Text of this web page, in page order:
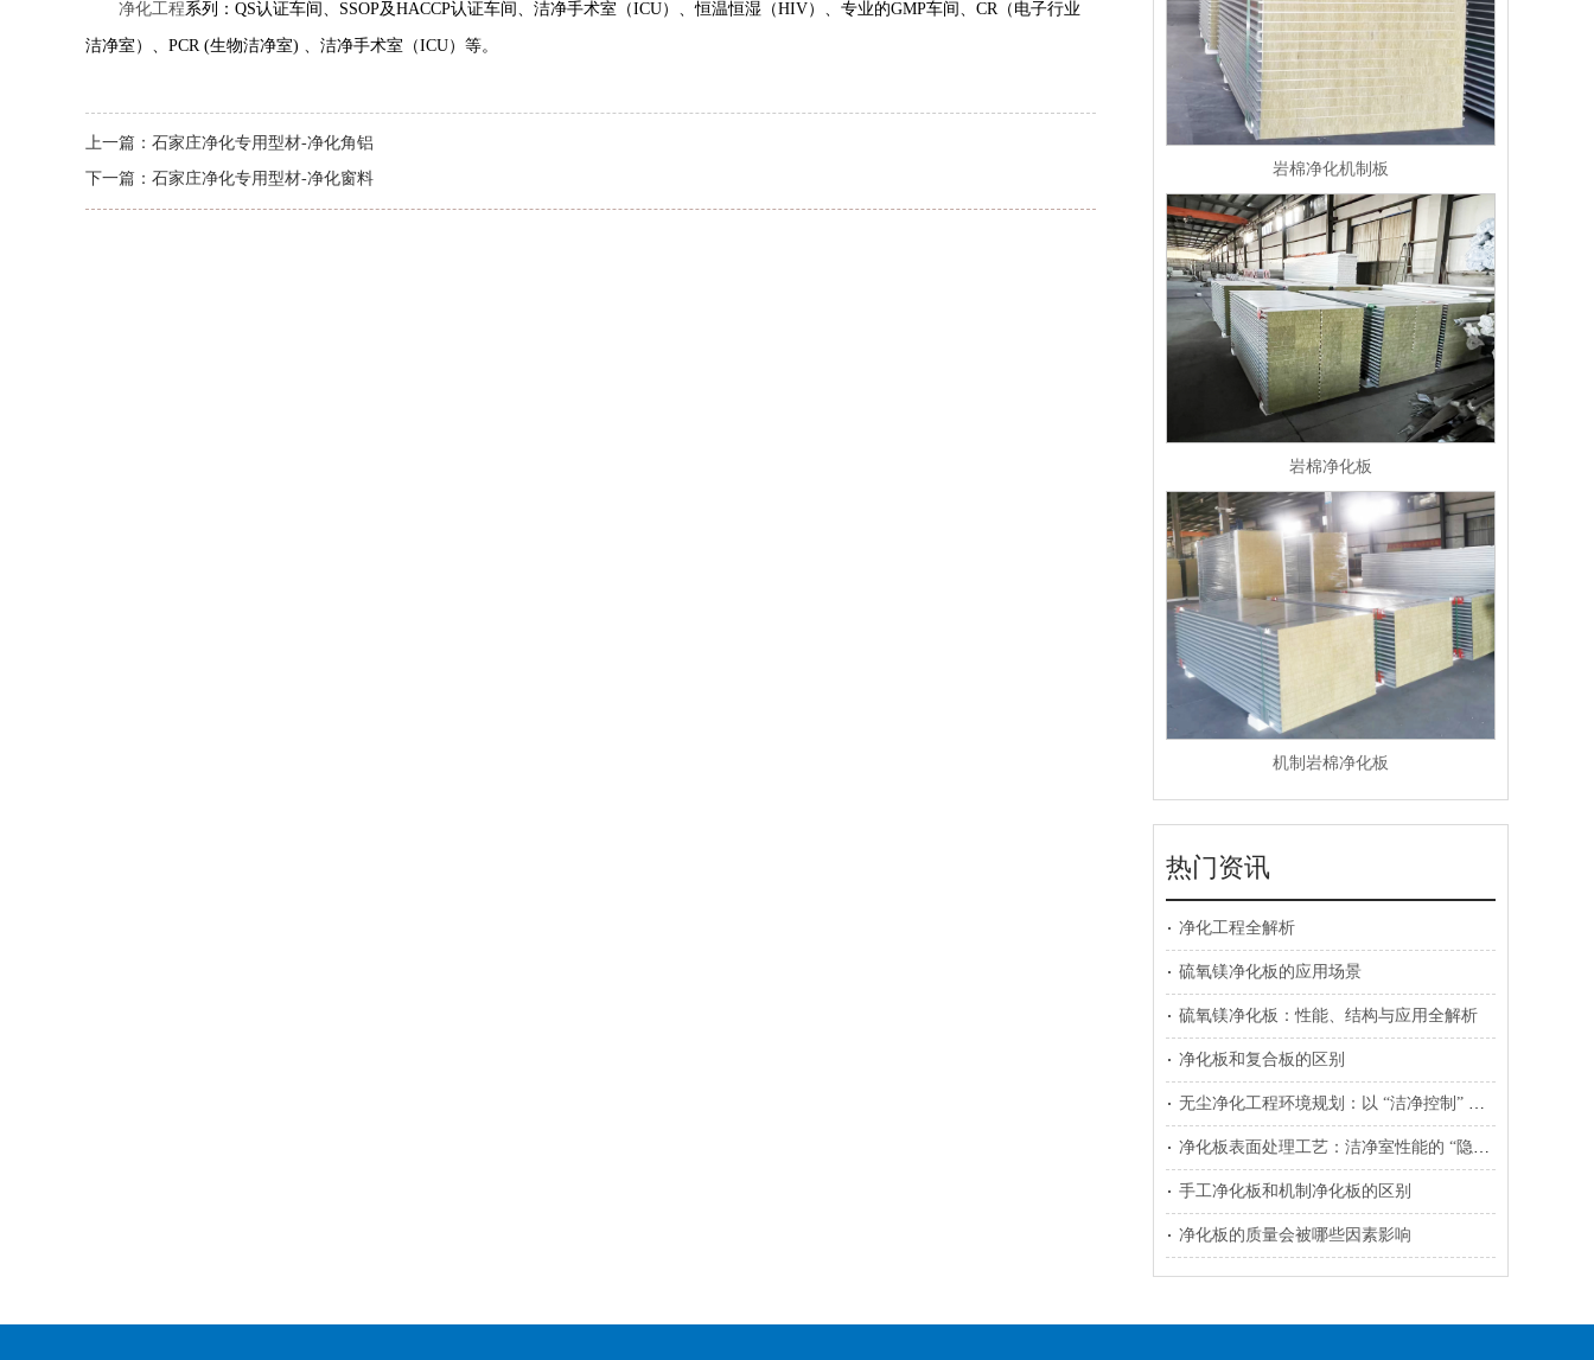
净化工程系列：QS认证车间、SSOP及HACCP认证车间、洁净手术室（ICU）、恒温恒湿（HIV）、专业的GMP车间、CR（电子行业
洁净室）、PCR (生物洁净室) 、洁净手术室（ICU）等。
上一篇： 石家庄净化专用型材-净化角铝
下一篇： 石家庄净化专用型材-净化窗料
岩棉净化机制板
岩棉净化板
机制岩棉净化板
热门资讯
净化工程全解析
硫氧镁净化板的应用场景
硫氧镁净化板：性能、结构与应用全解析
净化板和复合板的区别
无尘净化工程环境规划：以 “洁净控制” 为核心的系统性设计
净化板表面处理工艺：洁净室性能的 “隐形防线”
手工净化板和机制净化板的区别
净化板的质量会被哪些因素影响